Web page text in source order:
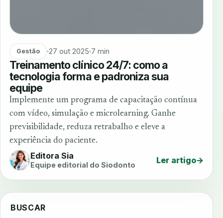
Gestão 27 out 2025 7 min
Treinamento clínico 24/7: como a
tecnologia forma e padroniza sua
equipe
Implemente um programa de capacitação contínua
com vídeo, simulação e microlearning. Ganhe
previsibilidade, reduza retrabalho e eleve a
experiência do paciente.
Editora Sia
Equipe editorial do Siodonto Ler artigo→
BUSCAR